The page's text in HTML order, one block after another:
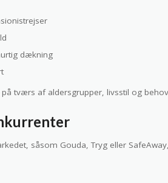
dækning
tværs af aldersgrupper, livsstil og
såsom Gouda, Tryg eller